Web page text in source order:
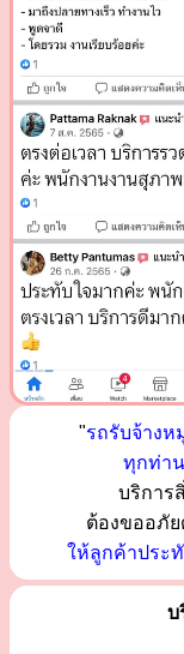
"รถรับจ้าง
ทุกท่า
บริการ
ต้องขออภั
ให้ลูกค้าประ
บ